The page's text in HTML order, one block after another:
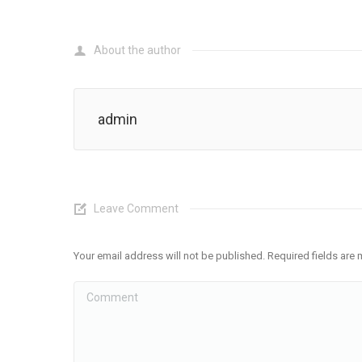
About the author
admin
Leave Comment
Your email address will not be published. Required fields are